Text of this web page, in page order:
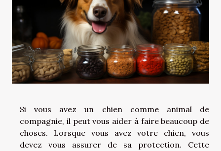
Si vous avez un chien comme animal de
compagnie, il peut vous aider à faire beaucoup de
choses. Lorsque vous avez votre chien, vous
devez vous assurer de sa protection. Cette